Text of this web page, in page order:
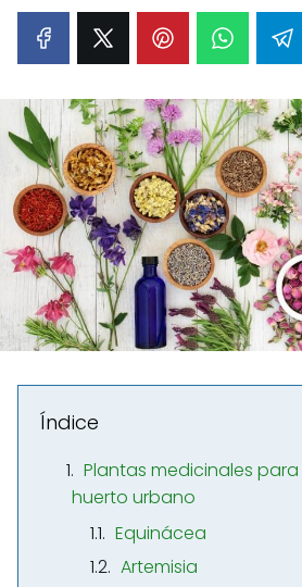
Índice
Plantas medicinales
huerto urbano
Equinácea
Artemisia